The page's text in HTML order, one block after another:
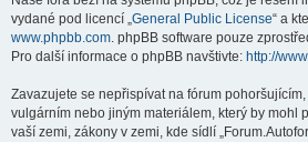
vydané pod licencí „General Public License“ a
www.phpbb.com. phpBB software pouze
Pro další informace o phpBB navštivte: http://
Zavazujete se nepřispívat na fórum
vulgárním nebo jiným materiálem, který by mohl
vaší zemi, zákony v zemi, kde sídlí